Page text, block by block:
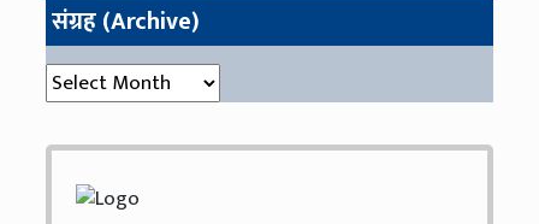
संग्रह (Archive)
संग्रह (Archive)